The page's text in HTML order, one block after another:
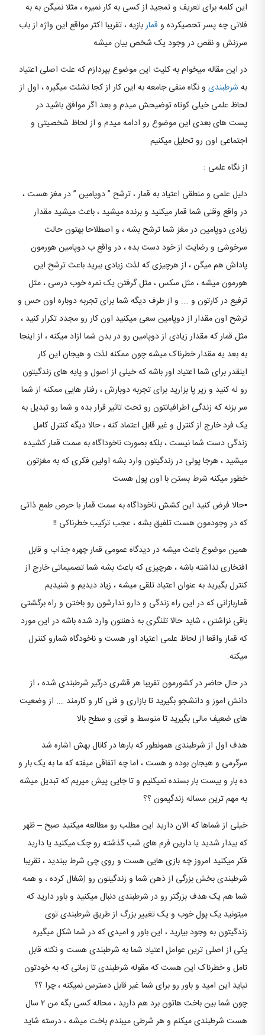
این کلمه برای تعریف و تمجید از کسی به کار نمیره ، مثلا نمیگن به به
فلانی چه پسر تحصیکرده و قماربازیه ، تقریبا اکثر مواقع این واژه از باب
سرزنش و نقص در وجود یک شخص بیان میشه
در این مقاله میخوام به کلیت این موضوع بپردازم که علت اصلی اعتیاد
به شرطبندی و نگاه منفی جامعه به این کار از کجا نشئت میگیره ، اول از
لحاظ علمی خیلی کوتاه توضیحش میدم و بعد اگر موافق باشید در
پست های بعدی این موضوع رو ادامه میدم و از لحاظ شخصیتی و
اجتماعی اون رو تحلیل میکنیم
از نگاه علمی :
دلیل علمی و منطقی اعتیاد به قمار ، ترشح ” دوپامین ” در مغز هست ،
در واقع وقتی شما قمار میکنید و برنده میشید ، باعث میشید مقدار
زیادی دوپامین در مغز شما ترشح بشه ، و اصطلاحا بهتون حالت
سرخوشی و رضایت از خود دست بده ، در واقع ب دوپامین هورمون
پاداش هم میگن ، از هرچیزی که لذت زیادی ببرید باعث ترشح این
هورمون میشه ، مثل سکس ، مثل گرفتن یک نمره خوب درسی ، مثل
ترفیع در کارتون و …. و از طرف دیگه شما برای تجربه دوباره اون حس و
ترشح اون مقدار از دوپامین سعی میکنید اون کار رو مجدد تکرار کنید ،
مثل قمار که مقدار زیادی از دوپامین رو در بدن شما ازاد میکنه ، از اینجا
به بعد یه مقدار خطرناک میشه چون ممکنه لذت و هیجان این کار
اینقدر برای شما اعتیاد اور باشه که خیلی از اصول و پایه های زندگیتون
رو له کنید و زیر پا بزارید برای تجربه دوبارش ، رفتار هایی ممکنه از شما
سر بزنه که زندگی اطرافیانتون رو تحت تاثیر قرار بده و شما رو تبدیل به
یک فرد خارج از کنترل و غیر قابل اعتماد کنه ، حالا دیگه کنترل کامل
زندگی دست شما نیست ، بلکه بصورت ناخوداگاه به سمت قمار کشیده
میشید ، هرجا پولی در زندگیتون وارد بشه اولین فکری که به مغزتون
خطور میکنه شرط بستن با اون پول هست
▪️حالا فرض کنید این کشش ناخوداگاه به سمت قمار با حرص طمع ذاتی
که در وجودمون هست تلفیق بشه ، عجب ترکیب خطرناکی !!
همین موضوع باعث میشه در دیدگاه عمومی قمار چهره جذاب و قابل
افتخاری نداشته باشه ، هرچیزی که باعث بشه شما تصمیماتی خارج از
کنترل بگیرید به عنوان اعتیاد تلقی میشه ، زیاد دیدیم و شنیدیم
قماربازانی که در این راه زندگی و دارو ندارشون رو باختن و راه برگشتی
باقی نزاشتن ، شاید حالا تلنگری به ذهنتون وارد شده باشه در این مورد
که قمار واقعا از لحاظ علمی اعتیاد اور هست و ناخودگاه شمارو کنترل
میکنه.
در حال حاضر در کشورمون تقریبا هر قشری درگیر شرطبندی شده ، از
دانش اموز و دانشجو بگیرید تا بازاری و فنی کار و کارمند …. از وضعیت
های ضعیف مالی بگیرید تا متوسط و قوی و سطح بالا
هدف اول از شرطبندی همونطور که بارها در کانال بهش اشاره شد
سرگرمی و هیجان بوده و هست ، اما چه اتفاقی میفته که ما به یک بار و
ده بار و بیست بار بسنده نمیکنیم و تا جایی پیش میریم که تبدیل میشه
به مهم ترین مساله زندگیمون ؟؟
خیلی از شماها که الان دارید این مطلب رو مطالعه میکنید صبح – ظهر
که بیدار شدید یا دارین فرم های شب گذشته رو چک میکنید یا دارید
فکر میکنید امروز چه بازی هایی هست و روی چی شرط ببندید ، تقریبا
شرطبندی بخش بزرگی از ذهن شما و زندگیتون رو اِشغال کرده ، و همه
شما هم یک هدف بزرگتر رو در شرطبندی دنبال میکنید و باور دارید که
میتونید یک پول خوب و یک تغییر بزرگ از طریق شرطبندی توی
زندگیتون به وجود بیارید ، این باور و امیدی که در شما شکل میگیره
یکی از اصلی ترین عوامل اعتیاد شما به شرطبندی هست و نکته قابل
تامل و خطرناک این هست که مقوله شرطبندی تا زمانی که به خودتون
نیاید این امید و باور رو برای شما غیر قابل دسترس نمیکنه ، چرا ؟؟
چون شما بین باخت هاتون برد هم دارید ، محاله کسی بگه من ۲ سال
هست شرطبندی میکنم و هر شرطی میبندم باخت میشه ، درسته شاید